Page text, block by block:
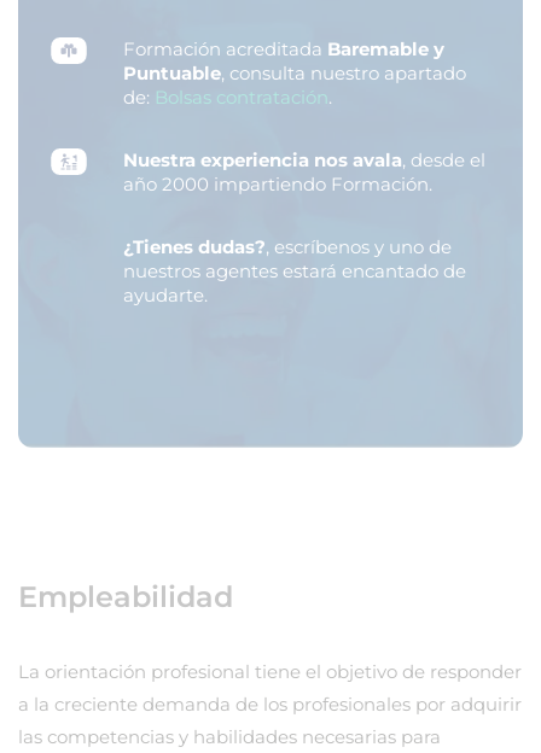
Formación acreditada Baremable y
Puntuable, consulta nuestro apartado
de: Bolsas contratación.
Nuestra experiencia nos avala, desde el
año 2000 impartiendo Formación.
¿Tienes dudas?, escríbenos y uno de
nuestros agentes estará encantado de
ayudarte.
Empleabilidad
La orientación profesional tiene el objetivo de responder
a la creciente demanda de los profesionales por adquirir
las competencias y habilidades necesarias para